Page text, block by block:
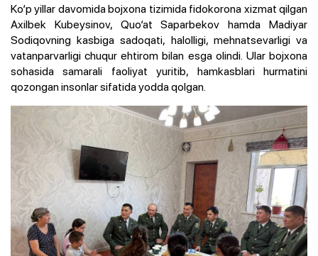
Ko‘p yillar davomida bojxona tizimida fidokorona xizmat qilgan
Axilbek Kubeysinov, Quo‘at Saparbekov hamda Madiyar
Sodiqovning kasbiga sadoqati, halolligi, mehnatsevarligi va
vatanparvarligi chuqur ehtirom bilan esga olindi. Ular bojxona
sohasida samarali faoliyat yuritib, hamkasblari hurmatini
qozongan insonlar sifatida yodda qolgan.